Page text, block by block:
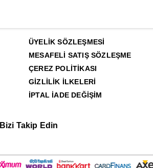
ÜYELIK SÖZLEŞMESI
MESAFELI SATIŞ SÖZLEŞME
ÇEREZ POLITIKASI
GIZLILIK İLKELERI
İPTAL İADE DEĞIŞIM
Bizi Takip Edin